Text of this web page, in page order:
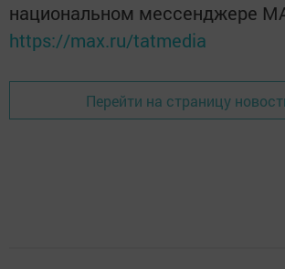
национальном мессенджере
https://max.ru/tatmedia
Перейти на страницу